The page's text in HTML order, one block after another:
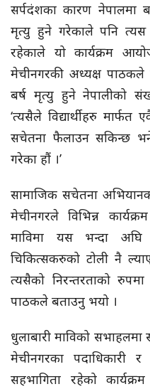
सर्पदंशका कारण नेपालमा
मृत्यु हुने गरेकाले पनि त्यस
रहेकाले यो कार्यक्रम
मेचीनगरकी अध्यक्ष पाठकले
बर्ष मृत्यु हुने नेपालीको
‘त्यसैले विद्यार्थीहरु
सचेतना फैलाउन सकिन्छ भनेर
गरेका हौं ।’
सामाजिक सचेतना
मेचीनगरले विभिन्न
माविमा यस भन्दा अघि
चिकित्सकरुको टोली नै
त्यसैको निरन्तरताको
पाठकले बताउनु भयो ।
धुलाबारी माविको सभाहलमा
मेचीनगरका पदाधिकारी
सहभागिता रहेको